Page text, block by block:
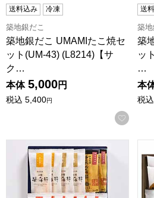
送料込み 冷凍
築地銀だこ
築地銀だこ UMAMIたこ焼セ
ット(UM-43) (L8214)【サ
ク…
本体 5,000円
税込 5,400円
お気
送
築地
築
ッ
…
本
税込
佐々直 笹かまぼこ詰合せ[S-TW]【